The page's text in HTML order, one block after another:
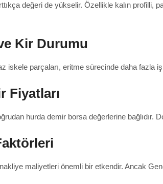
değeri de yükselir. Özellikle kalın
Kir Durumu
iskele parçaları, eritme sürecinde daha fazla
Fiyatları
hurda demir borsa değerlerine
maliyetleri önemli bir etkendir. Ancak